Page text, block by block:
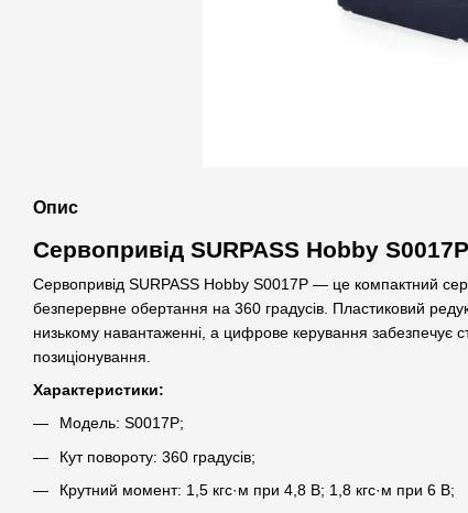
Опис
Сервопривід SURPASS Hobby
Сервопривід SURPASS Hobby S0017P — це компактний
безперервне обертання на 360 градусів. Пластиковий
низькому навантаженні, а цифрове керування забезпечує
позиціонування.
Характеристики:
Модель: S0017P;
Кут повороту: 360 градусів;
Крутний момент: 1,5 кгс·м при 4,8 В; 1,8 кгс·м при 6 В;